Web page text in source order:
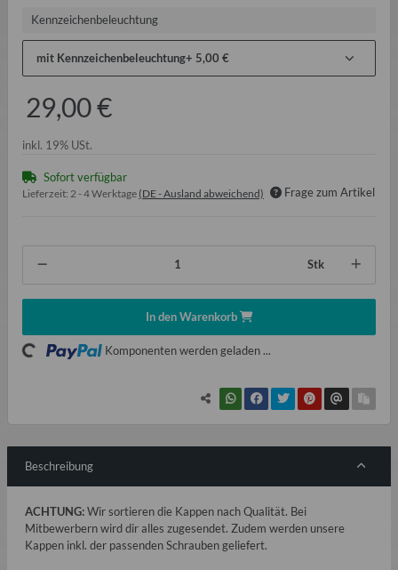
Kennzeichenbeleuchtung
mit Kennzeichenbeleuchtung+ 5,00 €
29,00 €
inkl. 19% USt.
Sofort verfügbar
Lieferzeit: 2 - 4 Werktage (DE - Ausland abweichend) Frage zum Artikel
Stk
In den Warenkorb
Loading... Komponenten werden geladen ...
Beschreibung
ACHTUNG:Wir sortieren die Kappen nach Qualität. Bei
Mitbewerbern wird dir alles zugesendet. Zudem werden unsere
Kappen inkl. der passenden Schrauben geliefert.